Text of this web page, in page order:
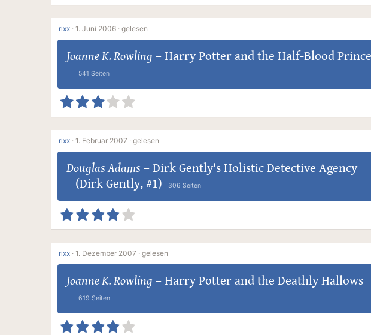
rixx · 1. Juni 2006 · gelesen
Joanne K. Rowling – Harry Potter and the Half-Blood Prince
541 Seiten
rixx · 1. Februar 2007 · gelesen
Douglas Adams – Dirk Gently's Holistic Detective Agency
(Dirk Gently, #1)
306 Seiten
rixx · 1. Dezember 2007 · gelesen
Joanne K. Rowling – Harry Potter and the Deathly Hallows
619 Seiten